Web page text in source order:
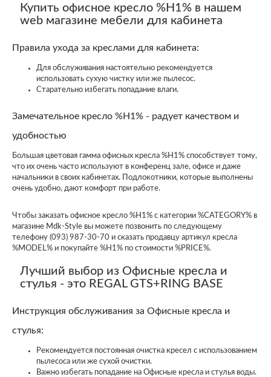
Купить офисное кресло %H1% в нашем
web магазине мебели для кабинета
Правила ухода за креслами для кабинета:
Для обслуживания настоятельно рекомендуется
использовать сухую чистку или же пылесос.
Старательно избегать попадание влаги.
Замечательное кресло %H1% - радует качеством и
удобностью
Большая цветовая гамма офисных кресла %H1% способствует тому,
что их очень часто используют в конференц зале, офисе и даже
начальники в своих кабинетах. Подлокотники, которые выполнены
очень удобно, дают комфорт при работе.
Чтобы заказать офисное кресло %H1% с категории %CATEGORY% в
магазине Mdk-Style вы можете позвонить по следующему
телефону (093) 987-30-70 и сказать продавцу артикул кресла
%MODEL% и покупайте %H1% по стоимости %PRICE%.
Лучший выбор из Офисные кресла и
стулья - это REGAL GTS+RING BASE
Инструкция обслуживания за Офисные кресла и
стулья:
Рекомендуется постоянная очистка кресел с использованием
пылесоса или же сухой очистки.
Важно избегать попадание на Офисные кресла и стулья воды.